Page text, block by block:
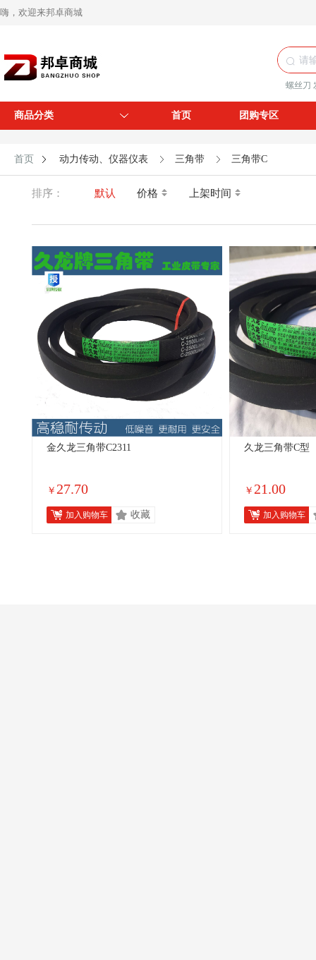
嗨，欢迎来邦卓商城
螺丝刀
商品分类 首页 团购专区
首页 动力传动、仪器仪表 三角带 三角带C
排序： 默认 价格 上架时间
金久龙三角带C2311
￥ 27.70
加入购物车 收藏
久龙三角带C型
￥ 21.00
加入购物车